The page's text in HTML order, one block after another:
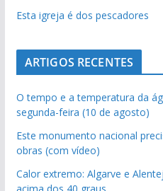
Esta igreja é dos pescadores
ARTIGOS RECENTES
O tempo e a temperatura da
segunda-feira (10 de agosto)
Este monumento nacional
obras (com vídeo)
Calor extremo: Algarve e